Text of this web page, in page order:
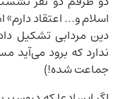
اسلام و... اعتقاد
دین مردابی تشکیل
ندارد که برود می‌آید
جماعت شده!)